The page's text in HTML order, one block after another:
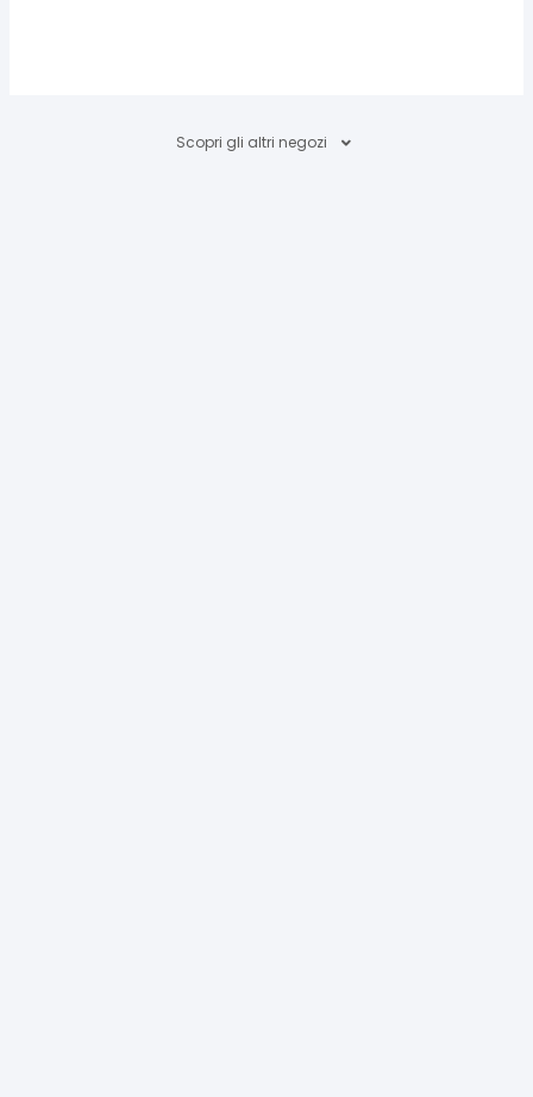
Scopri gli altri negozi